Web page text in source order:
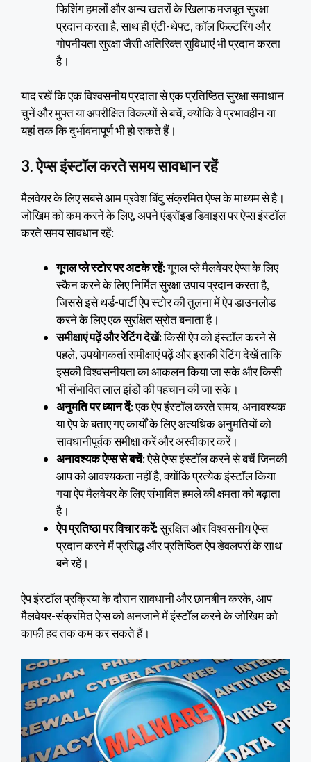
फिशिंग हमलों और अन्य खतरों के खिलाफ मजबूत सुरक्षा
प्रदान करता है, साथ ही एंटी-थेफ्ट, कॉल फिल्टरिंग और
गोपनीयता सुरक्षा जैसी अतिरिक्त सुविधाएं भी प्रदान करता
है।
याद रखें कि एक विश्वसनीय प्रदाता से एक प्रतिष्ठित सुरक्षा समाधान
चुनें और मुफ्त या अपरीक्षित विकल्पों से बचें, क्योंकि वे प्रभावहीन या
यहां तक कि दुर्भावनापूर्ण भी हो सकते हैं।
3. ऐप्स इंस्टॉल करते समय सावधान रहें
मैलवेयर के लिए सबसे आम प्रवेश बिंदु संक्रमित ऐप्स के माध्यम से है।
जोखिम को कम करने के लिए, अपने एंड्रॉइड डिवाइस पर ऐप्स इंस्टॉल
करते समय सावधान रहें:
गूगल प्ले स्टोर पर अटके रहें:गूगल प्ले मैलवेयर ऐप्स के लिए
स्कैन करने के लिए निर्मित सुरक्षा उपाय प्रदान करता है,
जिससे इसे थर्ड-पार्टी ऐप स्टोर की तुलना में ऐप डाउनलोड
करने के लिए एक सुरक्षित स्रोत बनाता है।
समीक्षाएं पढ़ें और रेटिंग देखें:किसी ऐप को इंस्टॉल करने से
पहले, उपयोगकर्ता समीक्षाएं पढ़ें और इसकी रेटिंग देखें ताकि
इसकी विश्वसनीयता का आकलन किया जा सके और किसी
भी संभावित लाल झंडों की पहचान की जा सके।
अनुमति पर ध्यान दें:एक ऐप इंस्टॉल करते समय, अनावश्यक
या ऐप के बताए गए कार्यों के लिए अत्यधिक अनुमतियों को
सावधानीपूर्वक समीक्षा करें और अस्वीकार करें।
अनावश्यक ऐप्स से बचें:ऐसे ऐप्स इंस्टॉल करने से बचें जिनकी
आप को आवश्यकता नहीं है, क्योंकि प्रत्येक इंस्टॉल किया
गया ऐप मैलवेयर के लिए संभावित हमले की क्षमता को बढ़ाता
है।
ऐप प्रतिष्ठा पर विचार करें:सुरक्षित और विश्वसनीय ऐप्स
प्रदान करने में प्रसिद्ध और प्रतिष्ठित ऐप डेवलपर्स के साथ
बने रहें।
ऐप इंस्टॉल प्रक्रिया के दौरान सावधानी और छानबीन करके, आप
मैलवेयर-संक्रमित ऐप्स को अनजाने में इंस्टॉल करने के जोखिम को
काफी हद तक कम कर सकते हैं।